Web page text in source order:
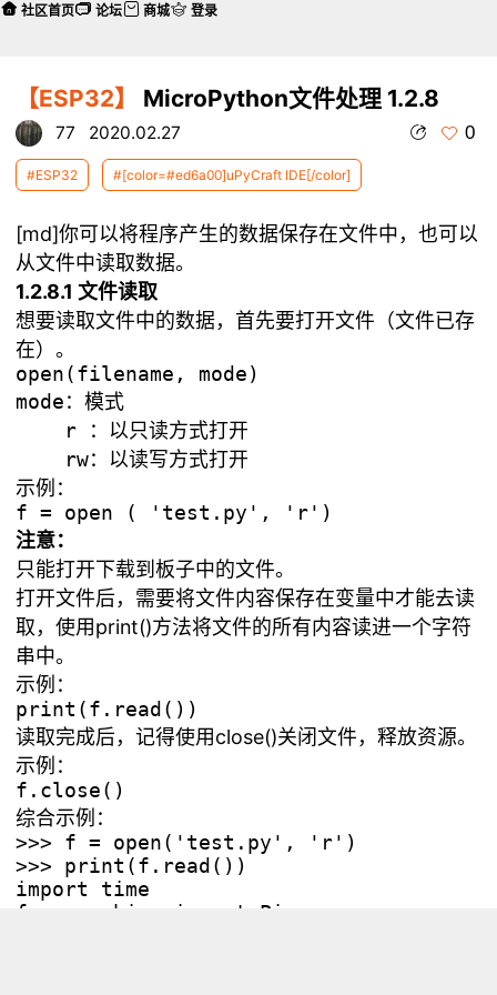
【ESP32】 MicroPython文件处理 1.2.8
77 2020.02.27 0
#ESP32 #[color=#ed6a00]uPyCraft IDE[/color]
[md]你可以将程序产生的数据保存在文件中，也可以
从文件中读取数据。
1.2.8.1 文件读取
想要读取文件中的数据，首先要打开文件（文件已存
在）。
mode：模式
    r ：以只读方式打开
示例：
注意：
只能打开下载到板子中的文件。
打开文件后，需要将文件内容保存在变量中才能去读
取，使用print()方法将文件的所有内容读进一个字符
串中。
示例：
读取完成后，记得使用close()关闭文件，释放资源。
示例：
综合示例：
>>> f = open('test.py', 'r')
>>> print(f.read())
import time
from machine import Pin
社区首页 论坛 商城 登录